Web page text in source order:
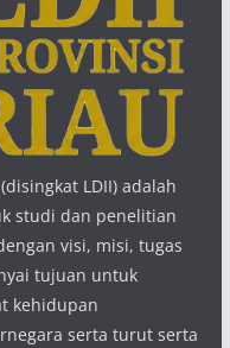
LDII) adalah
studi dan penelitian
visi, misi, tugas
tujuan untuk
kehidupan
serta turut serta